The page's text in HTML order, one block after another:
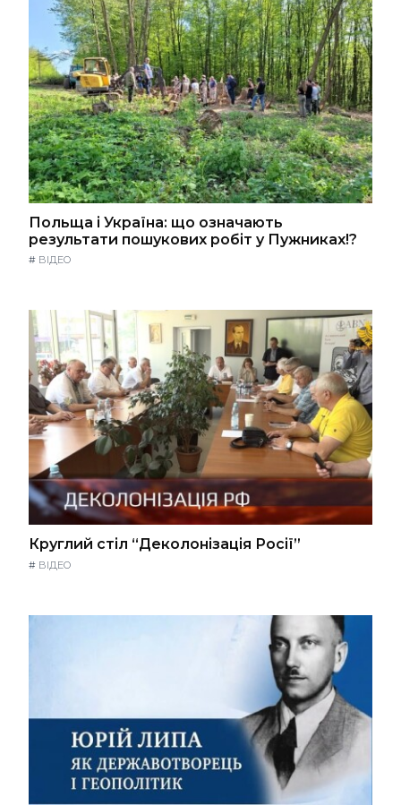
Польща і Україна: що означають
результати пошукових робіт у Пужниках!?
# ВІДЕО
Круглий стіл “Деколонізація Росії”
# ВІДЕО